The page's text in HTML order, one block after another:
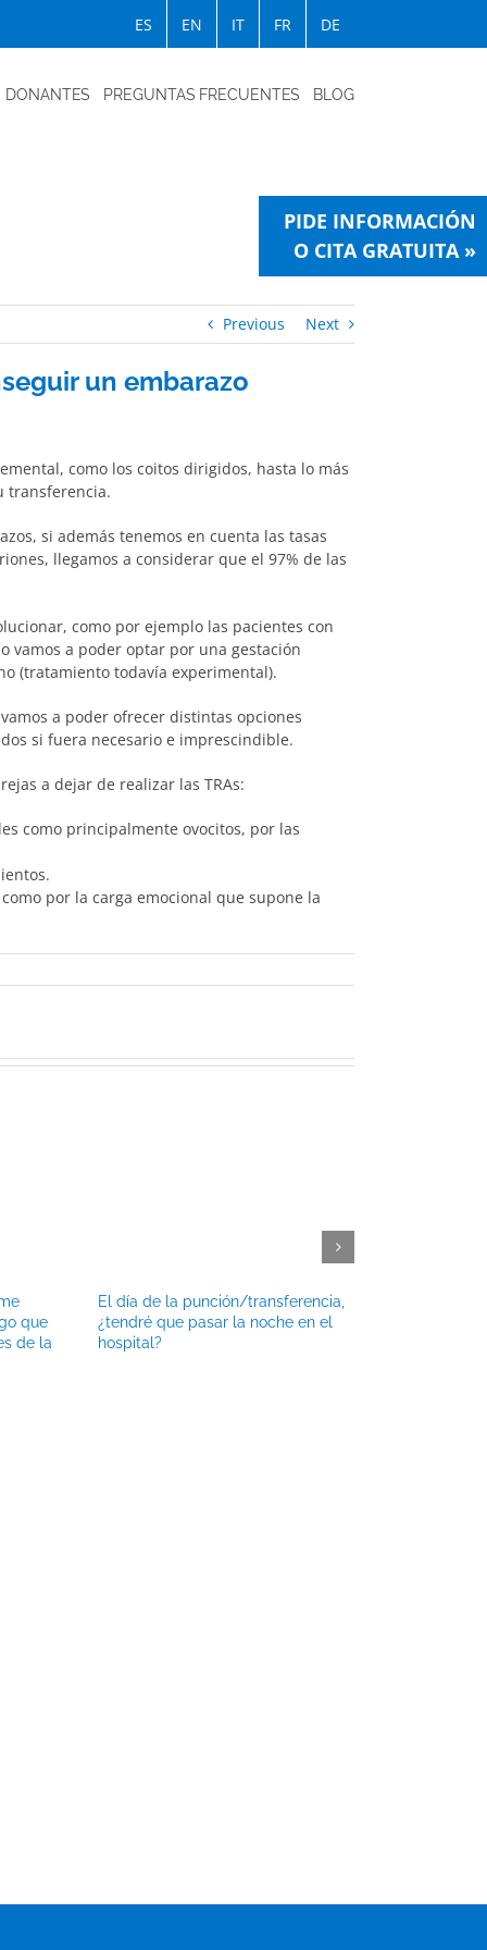
ES EN IT FR DE
DONANTES PREGUNTAS FRECUENTES BLOG
PIDE INFORMACIÓN
O CITA GRATUITA »
Previous Next
un embarazo
como los coitos dirigidos, hasta lo más
transferencia.
si además tenemos en cuenta las tasas
llegamos a considerar que el 97% de las
como por ejemplo las pacientes con
vamos a poder optar por una gestación
(tratamiento todavía experimental).
a poder ofrecer distintas opciones
si fuera necesario e imprescindible.
a dejar de realizar las TRAs:
como principalmente ovocitos, por las
por la carga emocional que supone la
que
de la
El día de la punción/transferencia,
¿tendré que pasar la noche en el
hospital?